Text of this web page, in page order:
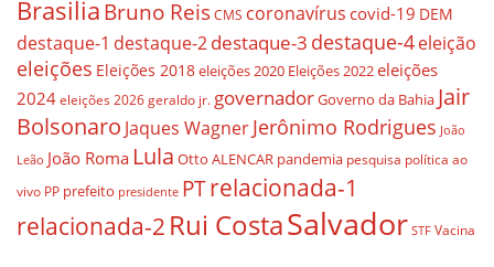
BrasiliaBruno ReisCMS coronavírus covid-19 DEM
destaque-1 destaque-2destaque-3 destaque-4eleição
eleições Eleições 2018eleições 2020 Eleições 2022eleições
2024 eleições 2026 geraldo jr. governadorGoverno da Bahia Jair
Bolsonaro Jaques WagnerJerônimo Rodrigues João
Leão João Roma Lula Otto ALENCAR pandemia pesquisa política ao
vivo PP prefeito presidente PTrelacionada-1
relacionada-2 Rui CostaSalvador STF Vacina